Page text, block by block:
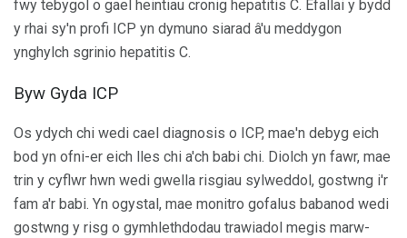
fwy tebygol o gael heintiau cronig hepatitis C. Efallai y bydd
y rhai sy'n profi ICP yn dymuno siarad â'u meddygon
ynghylch sgrinio hepatitis C.
Byw Gyda ICP
Os ydych chi wedi cael diagnosis o ICP, mae'n debyg eich
bod yn ofni-er eich lles chi a'ch babi chi. Diolch yn fawr, mae
trin y cyflwr hwn wedi gwella risgiau sylweddol, gostwng i'r
fam a'r babi. Yn ogystal, mae monitro gofalus babanod wedi
gostwng y risg o gymhlethdodau trawiadol megis marw-